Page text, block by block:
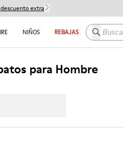
extra
NIÑOS REBAJAS Busca aquí
para Hombre